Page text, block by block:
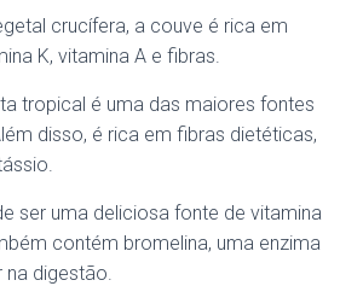
crucífera, a couve é rica em
K, vitamina A e fibras.
tropical é uma das maiores fontes
disso, é rica em fibras dietéticas,
ser uma deliciosa fonte de vitamina
contém bromelina, uma enzima
na digestão.